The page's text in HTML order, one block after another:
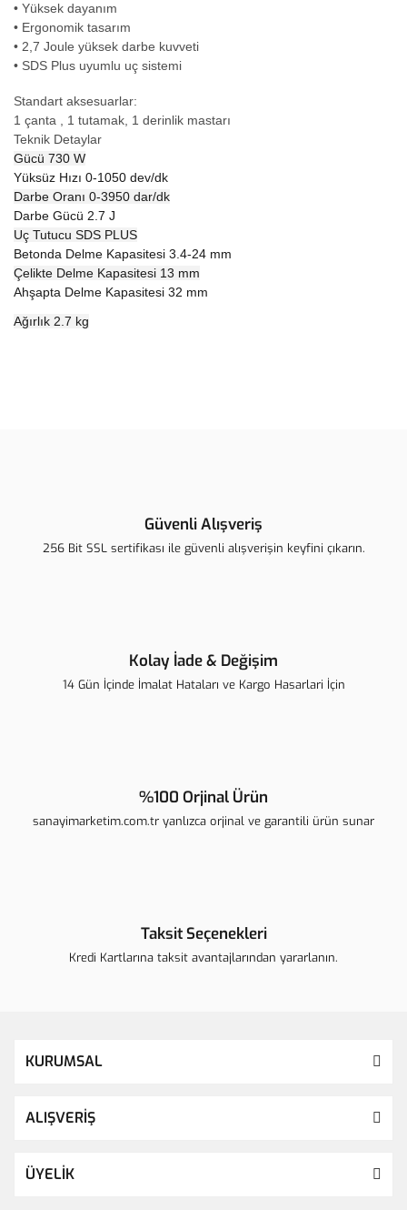
• Yüksek dayanım
• Ergonomik tasarım
• 2,7 Joule yüksek darbe kuvveti
• SDS Plus uyumlu uç sistemi
Standart aksesuarlar:
1 çanta , 1 tutamak, 1 derinlik mastarı
Teknik Detaylar
Gücü 730 W
Yüksüz Hızı 0-1050 dev/dk
Darbe Oranı 0-3950 dar/dk
Darbe Gücü 2.7 J
Uç Tutucu SDS PLUS
Betonda Delme Kapasitesi 3.4-24 mm
Çelikte Delme Kapasitesi 13 mm
Ahşapta Delme Kapasitesi 32 mm
Ağırlık 2.7 kg
Ürün açıklamasında eksik bilgiler bulunuyor.
Güvenli Alışveriş
256 Bit SSL sertifikası ile güvenli alışverişin keyfini çıkarın.
Kolay İade & Değişim
14 Gün İçinde İmalat Hataları ve Kargo Hasarlari İçin
%100 Orjinal Ürün
sanayimarketim.com.tr yanlızca orjinal ve garantili ürün sunar
Taksit Seçenekleri
Kredi Kartlarına taksit avantajlarından yararlanın.
KURUMSAL
ALIŞVERİŞ
ÜYELİK